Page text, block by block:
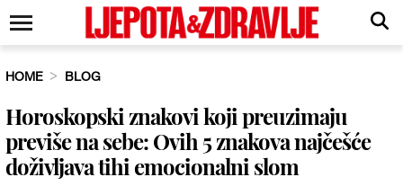
HOME BLOG
Horoskopski znakovi koji preuzimaju
previše na sebe: Ovih 5 znakova najčešće
doživljava tihi emocionalni slom